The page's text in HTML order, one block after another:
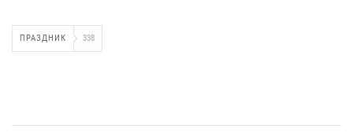
ПРАЗДНИК 338